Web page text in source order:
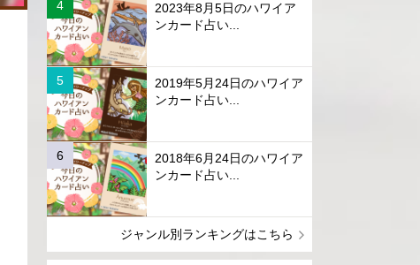
2023年8月5日のハワイア
ンカード占い...
2019年5月24日のハワイア
ンカード占い...
2018年6月24日のハワイア
ンカード占い...
ジャンル別ランキングはこちら